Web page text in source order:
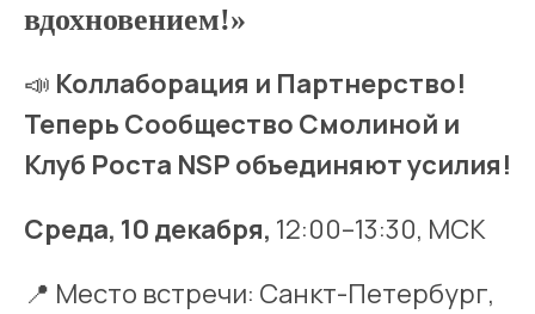
вдохновением!»
📣 Коллаборация и Партнерство!
Теперь Сообщество Смолиной и
Клуб Роста NSP объединяют усилия!
Среда, 10 декабря, 12:00–13:30, МСК
📍 Место встречи: Санкт-Петербург,